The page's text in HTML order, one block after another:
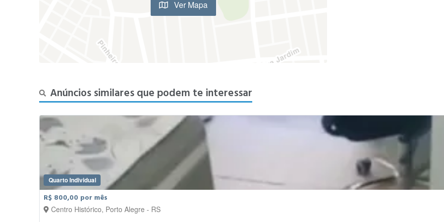
Ver Mapa
Anúncios similares que podem te interessar
Quarto Individual
R$ 800,00 por mês
Centro Histórico, Porto Alegre - RS